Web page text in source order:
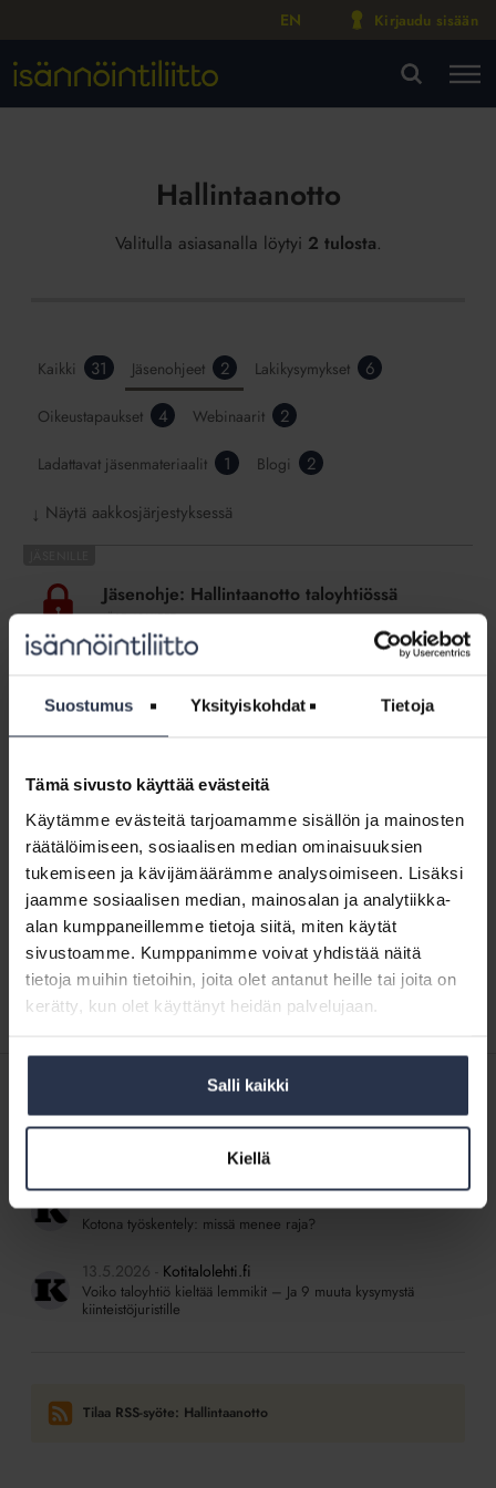
Suostumus Yksityiskohdat Tietoja
Tämä sivusto käyttää evästeitä
Käytämme evästeitä tarjoamamme sisällön ja mainosten
räätälöimiseen, sosiaalisen median ominaisuuksien
tukemiseen ja kävijämäärämme analysoimiseen. Lisäksi
jaamme sosiaalisen median, mainosalan ja analytiikka-
alan kumppaneillemme tietoja siitä, miten käytät
sivustoamme. Kumppanimme voivat yhdistää näitä
tietoja muihin tietoihin, joita olet antanut heille tai joita on
kerätty, kun olet käyttänyt heidän palvelujaan.
Salli kaikki
Kiellä
EN Kirjaudu sisään
Hallintaanotto
Valitulla asiasanalla löytyi 2 tulosta.
Kaikki 31 Jäsenohjeet 2 Lakikysymykset 6
Oikeustapaukset 4 Webinaarit 2
Ladattavat jäsenmateriaalit 1 Blogi 2
↓ Näytä aakkosjärjestyksessä
Hallintaanotto
taloyhtiössä
Jäsenohje: Hallintaanotto taloyhtiössä
JÄSENOHJEET
Mitkä ovat hallintaanottoperusteet? Miten hallintaanotto
Vuokra-
vastikesaatavien
perintä
Jäsenohje: Vuokra- ja vastikesaatavien
perintä
Tässä ohjeessa aiheina perintälaki, kuluttajasaatava,
perintätoimien aloittaminen ja perintäkulut,
perintäkulujen enimmäismäärät, saatavan viivästyskorko,
oikeudellinen perintä, ulosottoperintä, hyvä perintätapa,
vuokrasaatavan perintä, vastikkeen perintä ja asunnon
hallintaanotto
SISÄLTÖJÄ ISÄNNÖINTILIITON MEDIOISTA
22.5.2026 Kotitalolehti.fi
Suomen taloyhtiömalli kestää kansainvälisen vertailun
Kotona työskentely: missä menee raja?
13.5.2026 Kotitalolehti.fi
Voiko taloyhtiö kieltää lemmikit – Ja 9 muuta kysymystä
kiinteistöjuristille
Tilaa RSS-syöte: Hallintaanotto